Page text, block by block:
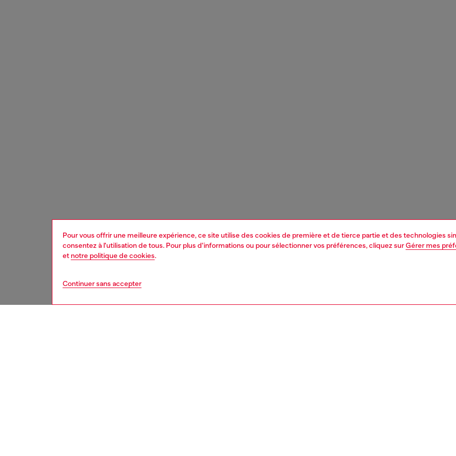
Pour vous offrir une meilleure expérience, ce site utilise des cookies de première et de tierce partie et des technologies
consentez à l'utilisation de tous. Pour plus d'informations ou pour sélectionner vos préférences, cliquez surGérer mes
et notre politique de cookies.
Continuer sans accepter